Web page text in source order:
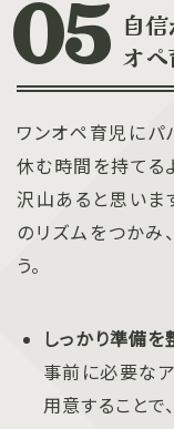
自
オ
ワンオペ育児にパ
休む時間を持てる
沢山あると思いま
のリズムをつかみ
う。
しっかり準備を
事前に必要なア
用意することで